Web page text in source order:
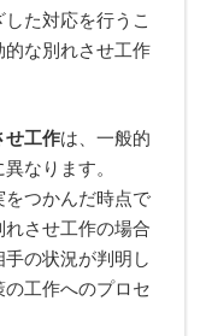
た対応を行うこ
的な別れさせ工作
せ工作は、一般的
なります。
つかんだ時点で
れさせ工作の場合
の状況が判明し
工作へのプロセ